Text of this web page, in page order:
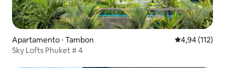
Apartamento ⋅ Tambon 4,94 de uma
4,94 (112)
Sky Lofts Phuket # 4